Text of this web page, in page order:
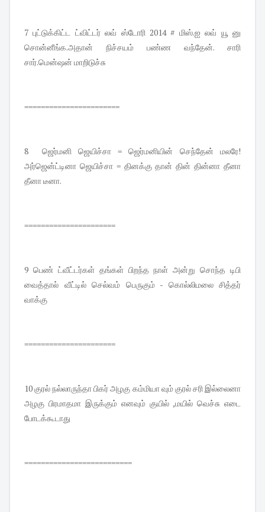
7 புட்டுக்கிட்ட ட்விட்டர் லவ் ஸ்டோரி 2014 # மிஸ்.ஐ லவ் யூ னு
சொன்னீங்க.அதான் நிச்சயம் பண்ண வந்தேன். சாரி
சார்.மென்ஷன் மாறிடுச்சு
=======================
8 ஜெர்மனி ஜெயிச்சா = ஜெர்மனியின் செந்தேன் மலரே!
அர்ஜென்ட்டினா ஜெயிச்சா = தினக்கு தான் தின் தின்னா தீனா
தீனா டீனா.
======================
9 பெண் ட்வீட்டர்கள் தங்கள் பிறந்த நாள் அன்று சொந்த டிபி
வைத்தால் வீட்டில் செல்வம் பெருகும் - கொல்லிமலை சித்தர்
வாக்கு
======================
10 குரல் நல்லாருந்தா பிகர் அழகு கம்மியா வும் குரல் சரி இல்லைனா
அழகு பிரமாதமா இருக்கும் எனவும் குயில் ,மயில் வெச்சு எடை
போடக்கூடாது
==========================